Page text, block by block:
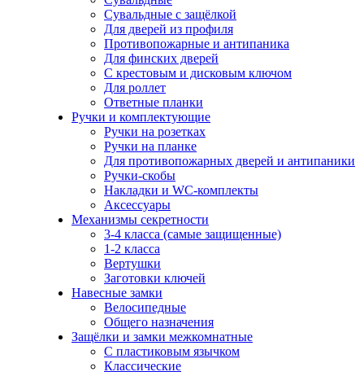
Сувальдные с защёлкой
Для дверей из профиля
Противопожарные и антипаника
Для финских дверей
С крестовым и дисковым ключом
Для роллет
Ответные планки
Ручки и комплектующие
Ручки на розетках
Ручки на планке
Для противопожарных дверей и антипаники
Ручки-скобы
Накладки и WC-комплекты
Аксессуары
Механизмы секретности
3-4 класса (самые защищенные)
1-2 класса
Вертушки
Заготовки ключей
Навесные замки
Велосипедные
Общего назначения
Защёлки и замки межкомнатные
С пластиковым язычком
Классические